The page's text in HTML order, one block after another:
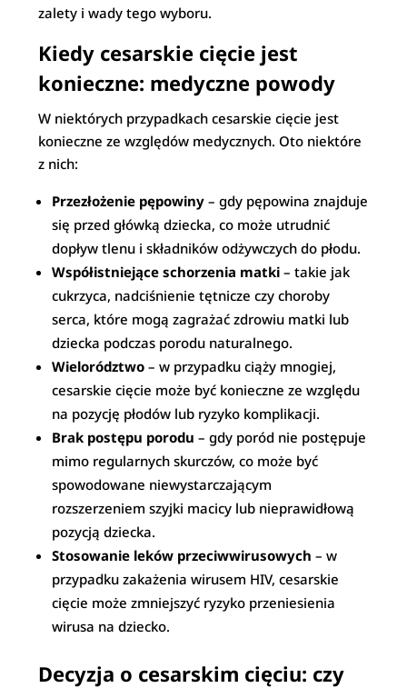
zalety i wady tego wyboru.
Kiedy cesarskie cięcie jest
konieczne: medyczne powody
W niektórych przypadkach cesarskie cięcie jest
konieczne ze względów medycznych. Oto niektóre
z nich:
Przezłożenie pępowiny – gdy pępowina znajduje
się przed główką dziecka, co może utrudnić
dopływ tlenu i składników odżywczych do płodu.
Współistniejące schorzenia matki – takie jak
cukrzyca, nadciśnienie tętnicze czy choroby
serca, które mogą zagrażać zdrowiu matki lub
dziecka podczas porodu naturalnego.
Wielorództwo – w przypadku ciąży mnogiej,
cesarskie cięcie może być konieczne ze względu
na pozycję płodów lub ryzyko komplikacji.
Brak postępu porodu – gdy poród nie postępuje
mimo regularnych skurczów, co może być
spowodowane niewystarczającym
rozszerzeniem szyjki macicy lub nieprawidłową
pozycją dziecka.
Stosowanie leków przeciwwirusowych – w
przypadku zakażenia wirusem HIV, cesarskie
cięcie może zmniejszyć ryzyko przeniesienia
wirusa na dziecko.
Decyzja o cesarskim cięciu: czy